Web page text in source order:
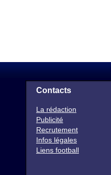
Contacts
La rédaction
Publicité
Recrutement
Infos légales
Liens football